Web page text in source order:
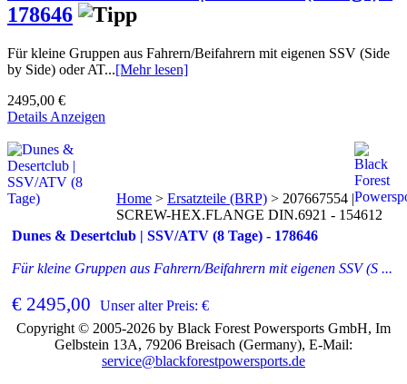
178646
Für kleine Gruppen aus Fahrern/Beifahrern mit eigenen SSV (Side
by Side) oder AT...[Mehr lesen]
2495,00 €
Details Anzeigen
Dunes & Desertclub | SSV/ATV (8 Tage) - 178646
Für kleine Gruppen aus Fahrern/Beifahrern mit eigenen SSV (S ...
€ 2495,00 Unser alter Preis: €
Home > Ersatzteile (BRP) > 207667554 |
SCREW-HEX.FLANGE DIN.6921 - 154612
Copyright © 2005-2026 by Black Forest Powersports GmbH, Im
Gelbstein 13A, 79206 Breisach (Germany), E-Mail:
service@blackforestpowersports.de